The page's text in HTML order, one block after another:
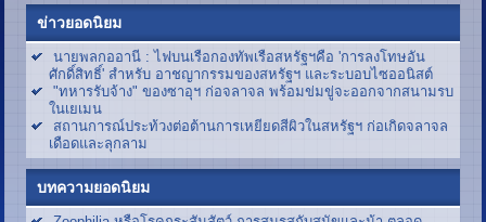
ข่าวยอดนิยม
นายพลกออานี : ไฟบนเรือกองทัพเรือสหรัฐฯคือ 'การลงโทษอัน
ศักดิ์สิทธิ์' สำหรับ อาชญากรรมของสหรัฐฯ และระบอบไซออนิสต์
"ทหารรับจ้าง" ของซาอุฯ ก่อจลาจล พร้อมข่มขู่จะออกจากสนามรบ
ในเยเมน
สถานการณ์ประท้วงต่อต้านการเหยียดสีผิวในสหรัฐฯ ก่อเกิดจลาจล
เดือดและลุกลาม
บทความยอดนิยม